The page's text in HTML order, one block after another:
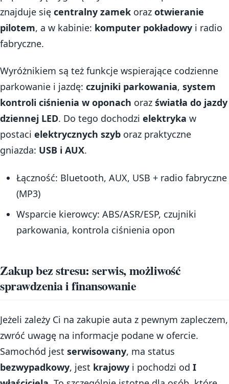
znajduje się centralny zamek oraz otwieranie
pilotem, a w kabinie: komputer pokładowy i radio
fabryczne.
Wyróżnikiem są też funkcje wspierające codzienne
parkowanie i jazdę: czujniki parkowania, system
kontroli ciśnienia w oponach oraz światła do jazdy
dziennej LED. Do tego dochodzi elektryka w
postaci elektrycznych szyb oraz praktyczne
gniazda: USB i AUX.
Łączność: Bluetooth, AUX, USB + radio fabryczne
(MP3)
Wsparcie kierowcy: ABS/ASR/ESP, czujniki
parkowania, kontrola ciśnienia opon
Zakup bez stresu: serwis, możliwość
sprawdzenia i finansowanie
Jeżeli zależy Ci na zakupie auta z pewnym zapleczem,
zwróć uwagę na informacje podane w ofercie.
Samochód jest serwisowany, ma status
bezwypadkowy, jest krajowy i pochodzi od I